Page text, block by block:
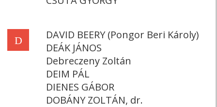
D
DAVID BEERY (Pongor Beri Károly)
DEÁK JÁNOS
Debreczeny Zoltán
DEIM PÁL
DIENES GÁBOR
DOBÁNY ZOLTÁN, dr.